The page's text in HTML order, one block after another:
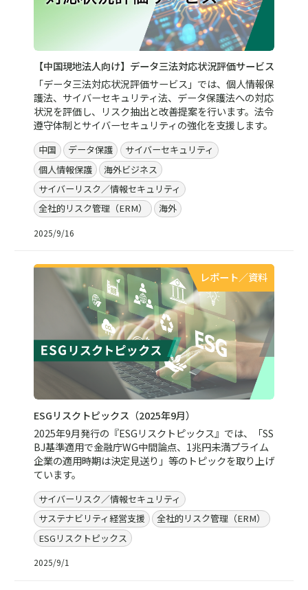
【中国現地法人向け】データ三法対応状況評価サービス
「データ三法対応状況評価サービス」では、個人情報保
護法、サイバーセキュリティ法、データ保護法への対応
状況を評価し、リスク抽出と改善提案を行います。法令
遵守体制とサイバーセキュリティの強化を支援します。
中国 データ保護
サイバーセキュリティ
個人情報保護
海外ビジネス
サイバーリスク／情報セキュリティ
全社的リスク管理（ERM）
海外
2025/9/16
レポート／資料
ESGリスクトピックス（2025年9月）
2025年9月発行の『ESGリスクトピックス』では、「SS
BJ基準適用で金融庁WG中間論点、1兆円未満プライム
企業の適用時期は決定見送り」等のトピックを取り上げ
ています。
サイバーリスク／情報セキュリティ
サステナビリティ経営支援
全社的リスク管理（ERM）
ESGリスクトピックス
2025/9/1